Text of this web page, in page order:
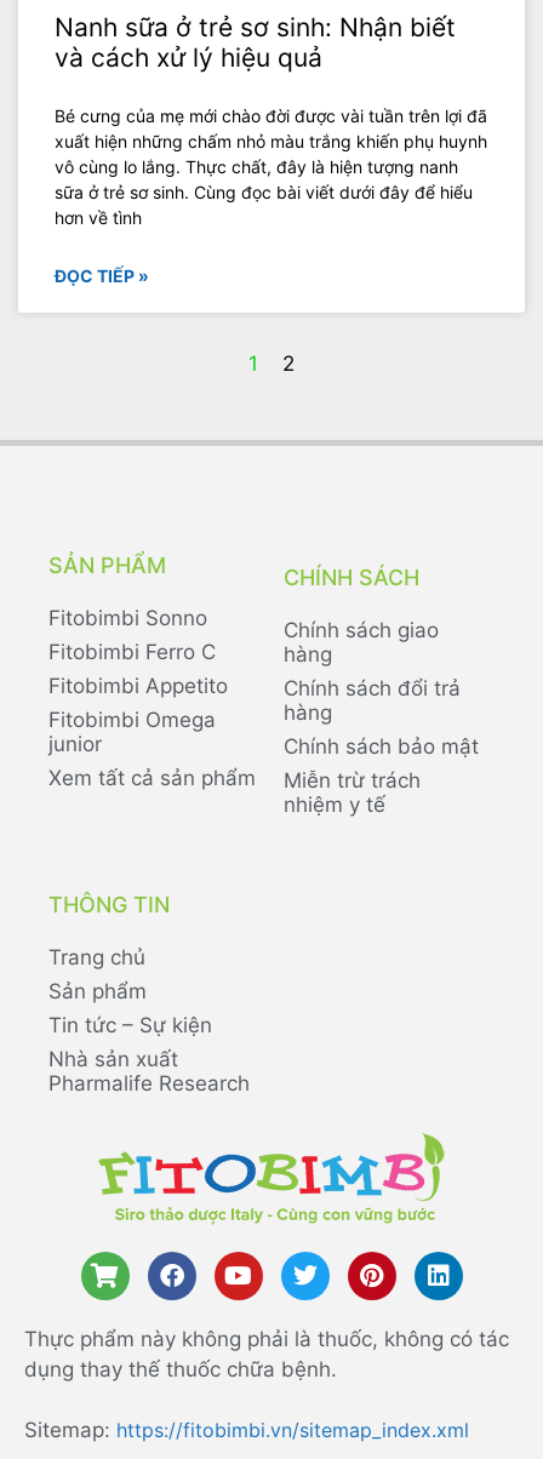
Nanh sữa ở trẻ sơ sinh: Nhận biết
và cách xử lý hiệu quả
Bé cưng của mẹ mới chào đời được vài tuần trên lợi đã
xuất hiện những chấm nhỏ màu trắng khiến phụ huynh
vô cùng lo lắng. Thực chất, đây là hiện tượng nanh
sữa ở trẻ sơ sinh. Cùng đọc bài viết dưới đây để hiểu
hơn về tình
ĐỌC TIẾP »
1 2
SẢN PHẨM
Fitobimbi Sonno
Fitobimbi Ferro C
Fitobimbi Appetito
Fitobimbi Omega
junior
Xem tất cả sản phẩm
CHÍNH SÁCH
Chính sách giao
hàng
Chính sách đổi trả
hàng
Chính sách bảo mật
Miễn trừ trách
nhiệm y tế
THÔNG TIN
Trang chủ
Sản phẩm
Tin tức – Sự kiện
Nhà sản xuất
Pharmalife Research
Thực phẩm này không phải là thuốc, không có tác
dụng thay thế thuốc chữa bệnh.
Sitemap: https://fitobimbi.vn/sitemap_index.xml